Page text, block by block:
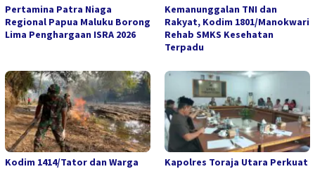
Pertamina Patra Niaga
Regional Papua Maluku Borong
Lima Penghargaan ISRA 2026
Kemanunggalan TNI dan
Rakyat, Kodim 1801/Manokwari
Rehab SMKS Kesehatan
Terpadu
Kodim 1414/Tator dan Warga
Kapolres Toraja Utara Perkuat